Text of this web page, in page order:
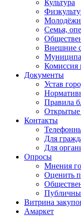
Культура
Семья,
Внешние
Комиссия
Документы
Устав
Правила
Открытые
Контакты
Для
Для
Опросы
Мнения
Оценить
Витрина
Амаркет